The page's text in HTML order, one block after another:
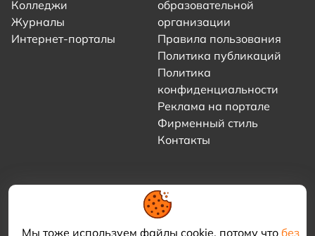
Мы тоже используем файлы cookie, потому что без
Колледжи
Журналы
Интернет-порталы
образовательной
организации
Правила пользования
Политика публикаций
Политика
конфиденциальности
Реклама на портале
Фирменный стиль
Контакты